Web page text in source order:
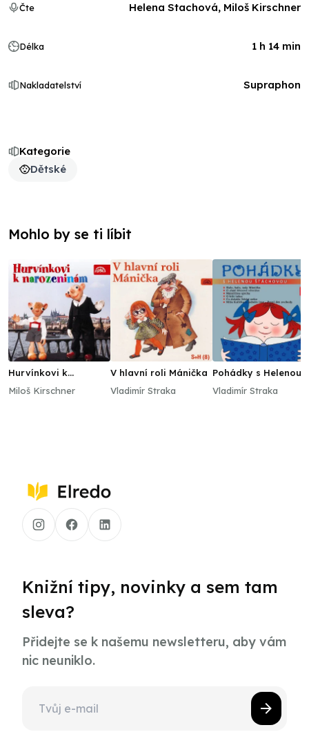
Kategorie
Dětské
Čte Helena Stachová, Miloš Kirschner
Délka 1 h 14 min
Nakladatelství Supraphon
Mohlo by se ti líbit
Hurvínkovi k
Miloš Kirschner
V hlavní roli Mánička
Vladimír Straka
Pohádky s Helenou
Vladimír Straka
Knižní tipy, novinky a sem tam
sleva?
Přidejte se k našemu newsletteru, aby vám
nic neuniklo.